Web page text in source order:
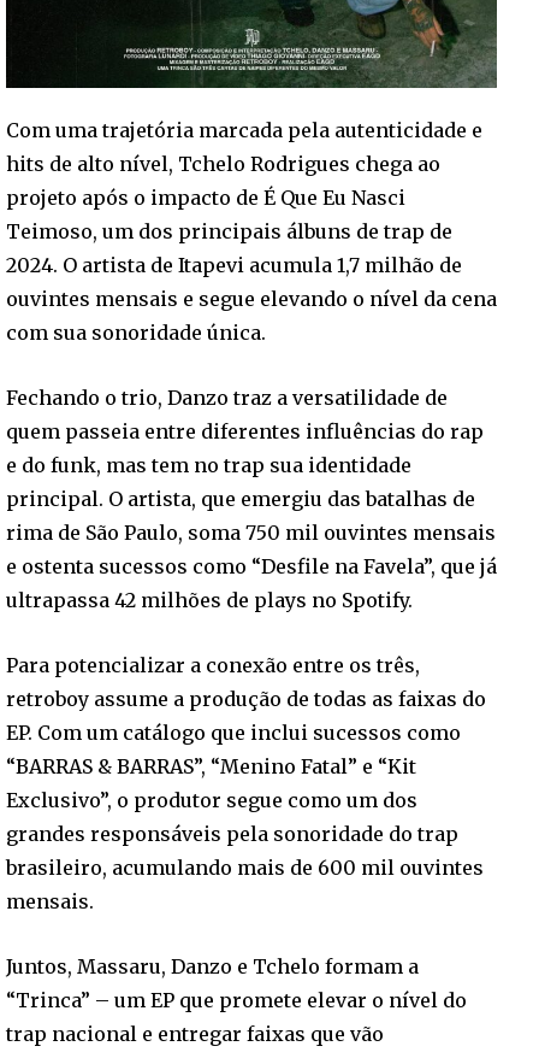
Com uma trajetória marcada pela autenticidade e
hits de alto nível, Tchelo Rodrigues chega ao
projeto após o impacto de É Que Eu Nasci
Teimoso, um dos principais álbuns de trap de
2024. O artista de Itapevi acumula 1,7 milhão de
ouvintes mensais e segue elevando o nível da cena
com sua sonoridade única.
Fechando o trio, Danzo traz a versatilidade de
quem passeia entre diferentes influências do rap
e do funk, mas tem no trap sua identidade
principal. O artista, que emergiu das batalhas de
rima de São Paulo, soma 750 mil ouvintes mensais
e ostenta sucessos como “Desfile na Favela”, que já
ultrapassa 42 milhões de plays no Spotify.
Para potencializar a conexão entre os três,
retroboy assume a produção de todas as faixas do
EP. Com um catálogo que inclui sucessos como
“BARRAS & BARRAS”, “Menino Fatal” e “Kit
Exclusivo”, o produtor segue como um dos
grandes responsáveis pela sonoridade do trap
brasileiro, acumulando mais de 600 mil ouvintes
mensais.
Juntos, Massaru, Danzo e Tchelo formam a
“Trinca” – um EP que promete elevar o nível do
trap nacional e entregar faixas que vão